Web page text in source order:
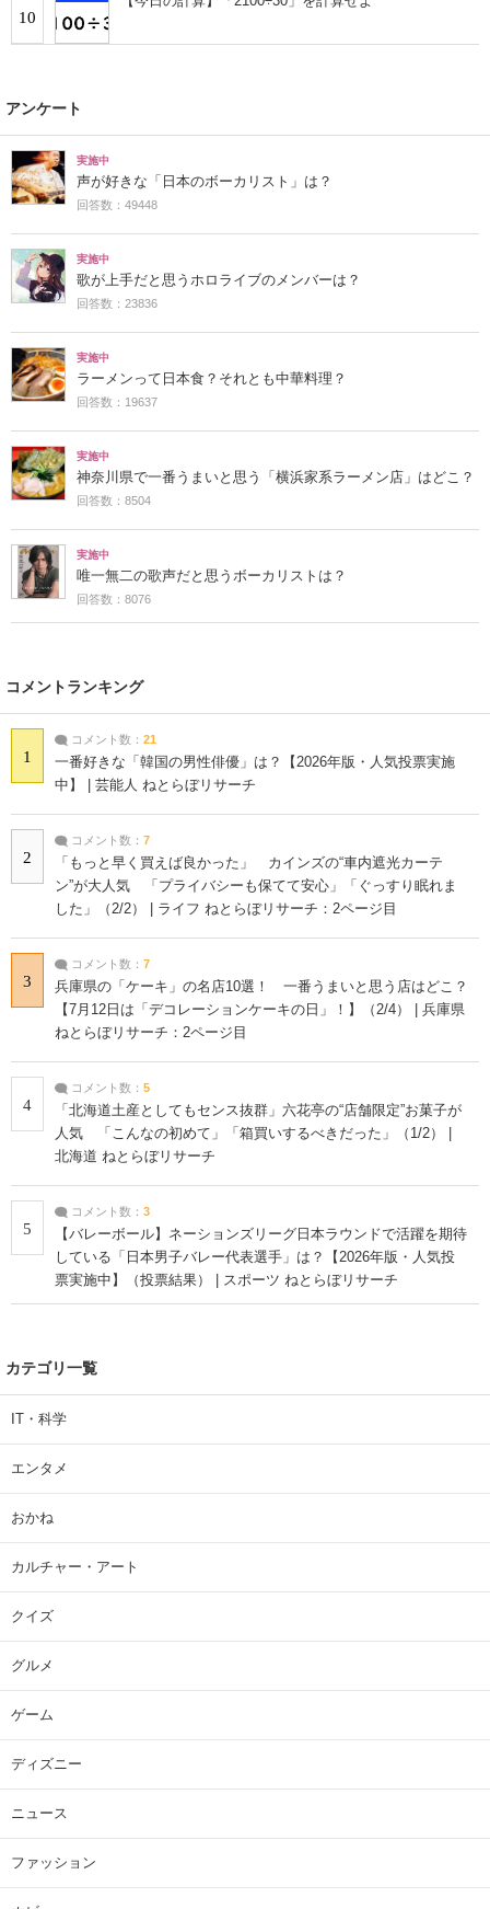
10
アンケート
実施中
声が好きな「日本のボーカリスト」は？
回答数：49448
実施中
歌が上手だと思うホロライブのメンバーは？
回答数：23836
実施中
ラーメンって日本食？それとも中華料理？
回答数：19637
実施中
神奈川県で一番うまいと思う「横浜家系ラーメン店」はどこ？
回答数：8504
実施中
唯一無二の歌声だと思うボーカリストは？
回答数：8076
コメントランキング
1
コメント数： 21
一番好きな「韓国の男性俳優」は？【2026年版・人気投票実施
中】 | 芸能人 ねとらぼリサーチ
2
コメント数： 7
「もっと早く買えば良かった」 カインズの“車内遮光カーテ
ン”が大人気 「プライバシーも保てて安心」「ぐっすり眠れま
した」（2/2） | ライフ ねとらぼリサーチ：2ページ目
3
コメント数： 7
兵庫県の「ケーキ」の名店10選！ 一番うまいと思う店はどこ？
【7月12日は「デコレーションケーキの日」！】（2/4） | 兵庫県
ねとらぼリサーチ：2ページ目
4
コメント数： 5
「北海道土産としてもセンス抜群」六花亭の“店舗限定”お菓子が
人気 「こんなの初めて」「箱買いするべきだった」（1/2） |
北海道 ねとらぼリサーチ
5
コメント数： 3
【バレーボール】ネーションズリーグ日本ラウンドで活躍を期待
している「日本男子バレー代表選手」は？【2026年版・人気投
票実施中】（投票結果） | スポーツ ねとらぼリサーチ
カテゴリ一覧
IT・科学
エンタメ
おかね
カルチャー・アート
クイズ
グルメ
ゲーム
ディズニー
ニュース
ファッション